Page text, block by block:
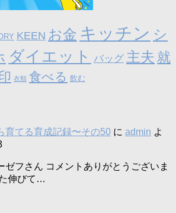
KEEN お金 キッチン シ
ダイエット バッグ 主夫 就
衣類 食べる 飲む
育てる育成記録〜その50 に admin よ
ゼフさん コメントありがとうございま
伸びて…